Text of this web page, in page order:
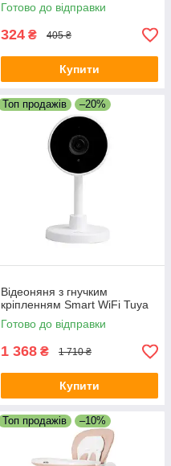
Готово до відправки
324 ₴ 405 ₴
Купити
Топ продажів –20%
Відеоняня з гнучким
кріпленням Smart WiFi Tuya
Готово до відправки
1 368 ₴ 1 710 ₴
Купити
Топ продажів –10%